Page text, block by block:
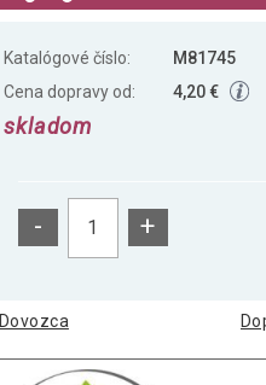
Umelá kvetina -
Umelý strom -
Katalógové číslo:
M81745
Cena dopravy od:
4,20 €
skladom
- +
Dovozca